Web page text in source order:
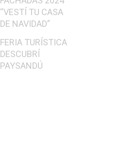
“VESTÍ TU CASA
DE NAVIDAD”
FERIA TURÍSTICA
DESCUBRÍ
PAYSANDÚ